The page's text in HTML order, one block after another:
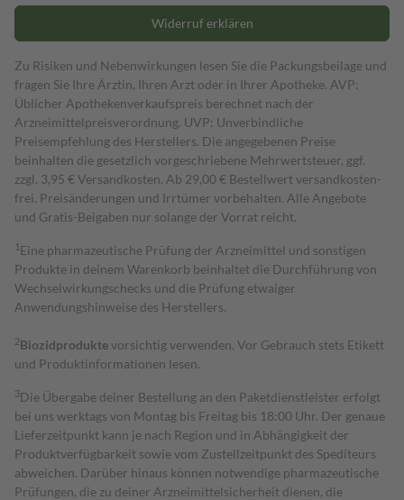
Widerruf erklären
Zu Risiken und Nebenwirkungen lesen Sie die Packungsbeilage und
fragen Sie Ihre Ärztin, Ihren Arzt oder in Ihrer Apotheke. AVP:
Üblicher Apothekenverkaufspreis berechnet nach der
Arzneimittelpreisverordnung. UVP: Unverbindliche
Preisempfehlung des Herstellers. Die angegebenen Preise
beinhalten die gesetzlich vorgeschriebene Mehrwertsteuer, ggf.
zzgl. 3,95 € Versandkosten. Ab 29,00 € Bestell­wert versand­kosten­
frei. Preisänderungen und Irrtümer vorbehalten. Alle Angebote
und Gratis-Beigaben nur solange der Vorrat reicht.
1 Eine pharmazeutische Prüfung der Arzneimittel und sonstigen
Produkte in deinem Warenkorb beinhaltet die Durchführung von
Wechselwirkungschecks und die Prüfung etwaiger
Anwendungshinweise des Herstellers.
2Biozidproduktevorsichtig verwenden. Vor Gebrauch stets Etikett
und Produktinformationen lesen.
3Die Übergabe deiner Bestellung an den Paketdienstleister erfolgt
bei uns werktags von Montag bis Freitag bis 18:00 Uhr. Der genaue
Lieferzeitpunkt kann je nach Region und in Abhängigkeit der
Produktverfügbarkeit sowie vom Zustellzeitpunkt des Spediteurs
abweichen. Darüber hinaus können notwendige pharmazeutische
Prüfungen, die zu deiner Arzneimittelsicherheit dienen, die